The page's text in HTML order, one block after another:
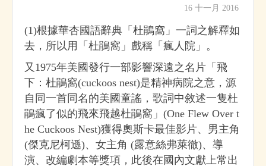
16 十一月 2016
(1)根據華杏國語辭典「杜鵑窩」一詞之解釋如
去，所以用「杜鵑窩」戲稱「瘋人院」。
又1975年美國發行一部影響深遠之名片「飛
下：杜鵑窩(cuckoos nest)是精神病院之意，源
自同一首同名的美國童謠，歌詞中敘述一隻杜
鵑瘋了似的飛來飛越杜鵑窩」(One Flew Over t
he Cuckoos Nest)獲得奧斯卡最佳影片、男主角
(傑克尼柯遜)、女主角 (露意絲弗萊徹)、導
演、改編劇本等獎項，此後在國內文獻上常出